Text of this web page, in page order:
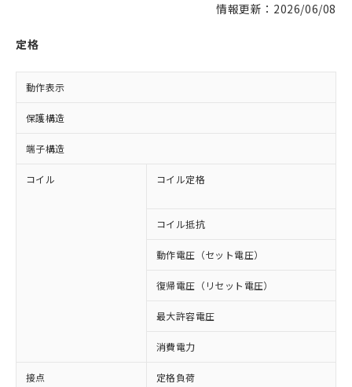
情報更新：2026/06/08
定格
動作表示
保護構造
端子構造
コイル コイル定格
コイル抵抗
動作電圧（セット電圧）
復帰電圧（リセット電圧）
最大許容電圧
消費電力
接点 定格負荷